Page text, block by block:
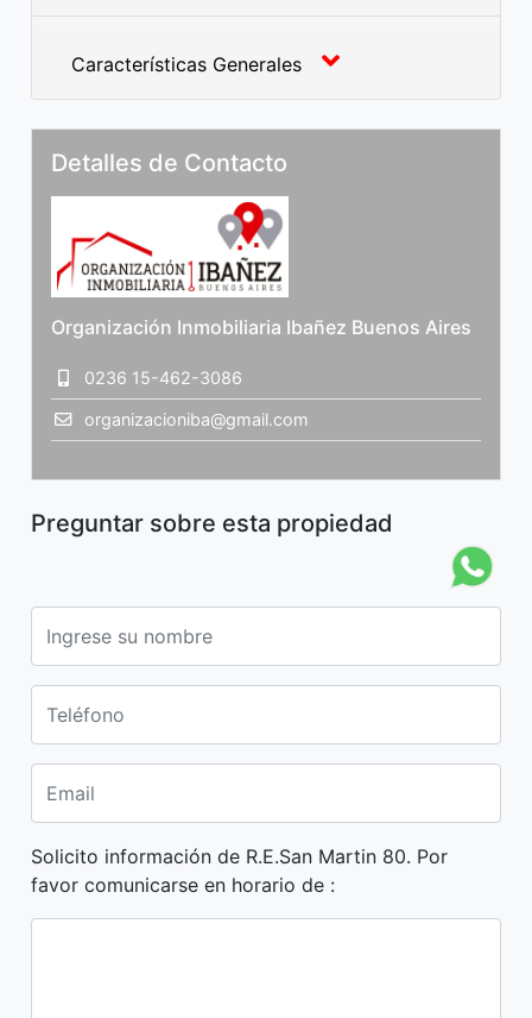
Características Generales
Detalles de Contacto
Organización Inmobiliaria Ibañez Buenos Aires
0236 15-462-3086
organizacioniba@gmail.com
Preguntar sobre esta propiedad
Solicito información de R.E.San Martin 80. Por
favor comunicarse en horario de :